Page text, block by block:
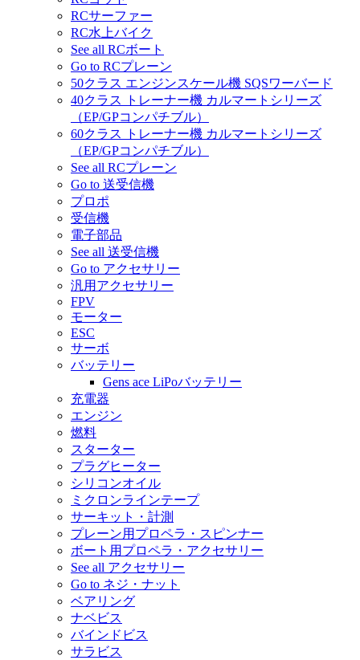
RCサーファー
RC水上バイク
See all RCボート
Go to RCプレーン
50クラス エンジンスケール機 SQSワーバード
40クラス トレーナー機 カルマートシリーズ
（EP/GPコンパチブル）
60クラス トレーナー機 カルマートシリーズ
（EP/GPコンパチブル）
See all RCプレーン
Go to 送受信機
プロポ
受信機
電子部品
See all 送受信機
Go to アクセサリー
汎用アクセサリー
FPV
モーター
ESC
サーボ
バッテリー
Gens ace LiPoバッテリー
充電器
エンジン
燃料
スターター
プラグヒーター
シリコンオイル
ミクロンラインテープ
サーキット・計測
プレーン用プロペラ・スピンナー
ボート用プロペラ・アクセサリー
See all アクセサリー
Go to ネジ・ナット
ベアリング
ナベビス
バインドビス
サラビス